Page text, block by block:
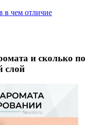
в чем отличие
и сколько по
слой